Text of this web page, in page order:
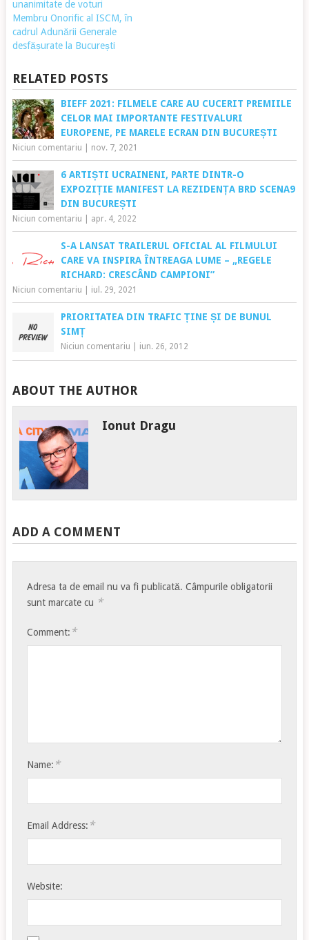
unanimitate de voturi
Membru Onorific al ISCM, în
cadrul Adunării Generale
desfășurate la București
RELATED POSTS
BIEFF 2021: FILMELE CARE AU CUCERIT PREMIILE
CELOR MAI IMPORTANTE FESTIVALURI
EUROPENE, PE MARELE ECRAN DIN BUCUREȘTI
Niciun comentariu nov. 7, 2021
6 ARTIȘTI UCRAINENI, PARTE DINTR-O
EXPOZIȚIE MANIFEST LA REZIDENȚA BRD SCENA9
DIN BUCUREȘTI
Niciun comentariu apr. 4, 2022
S-A LANSAT TRAILERUL OFICIAL AL FILMULUI
CARE VA INSPIRA ÎNTREAGA LUME – „REGELE
RICHARD: CRESCÂND CAMPIONI”
Niciun comentariu iul. 29, 2021
PRIORITATEA DIN TRAFIC ȚINE ȘI DE BUNUL
SIMȚ
Niciun comentariu iun. 26, 2012
ABOUT THE AUTHOR
Ionut Dragu
ADD A COMMENT
Adresa ta de email nu va fi publicată. Câmpurile obligatorii
sunt marcate cu *
Comment: *
Name: *
Email Address: *
Website: